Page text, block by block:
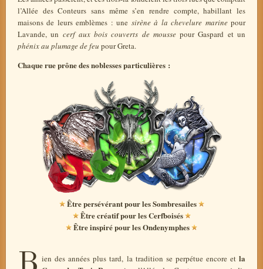
l’Allée des Conteurs sans même s’en rendre compte, habillant les
maisons de leurs emblèmes : une sirène à la chevelure marinepour
Lavande, un cerf aux bois couverts de moussepour Gaspard et un
phénix au plumage de feu pour Greta.
Chaque rue prône des noblesses particulières :
Être persévérant pour les Sombresailes
Être créatif pour les Cerfboisés
Être inspiré pour les Ondenymphes
ien des années plus tard, la tradition se perpétue encore et la